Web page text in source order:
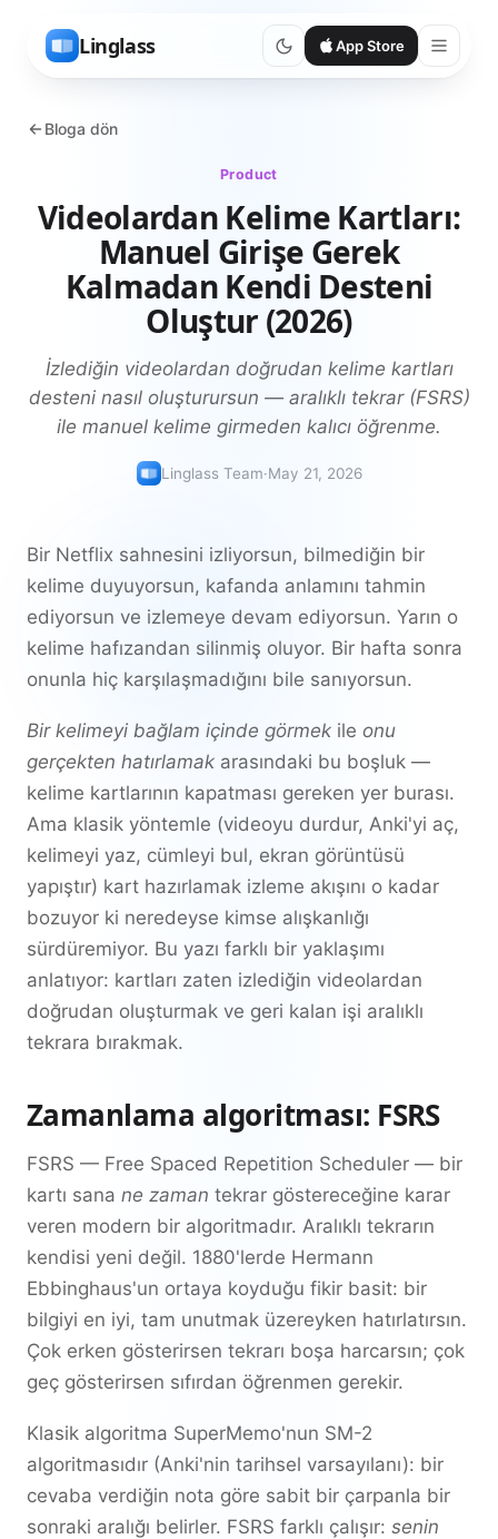
Linglass App Store
Bloga dön
Product
Videolardan Kelime Kartları:
Manuel Girişe Gerek
Kalmadan Kendi Desteni
Oluştur (2026)
İzlediğin videolardan doğrudan kelime kartları
desteni nasıl oluşturursun — aralıklı tekrar (FSRS)
ile manuel kelime girmeden kalıcı öğrenme.
Linglass Team·May 21, 2026
Bir Netflix sahnesini izliyorsun, bilmediğin bir
kelime duyuyorsun, kafanda anlamını tahmin
ediyorsun ve izlemeye devam ediyorsun. Yarın o
kelime hafızandan silinmiş oluyor. Bir hafta sonra
onunla hiç karşılaşmadığını bile sanıyorsun.
Bir kelimeyi bağlam içinde görmek ile onu
gerçekten hatırlamak arasındaki bu boşluk —
kelime kartlarının kapatması gereken yer burası.
Ama klasik yöntemle (videoyu durdur, Anki'yi aç,
kelimeyi yaz, cümleyi bul, ekran görüntüsü
yapıştır) kart hazırlamak izleme akışını o kadar
bozuyor ki neredeyse kimse alışkanlığı
sürdüremiyor. Bu yazı farklı bir yaklaşımı
anlatıyor: kartları zaten izlediğin videolardan
doğrudan oluşturmak ve geri kalan işi aralıklı
tekrara bırakmak.
Zamanlama algoritması: FSRS
FSRS — Free Spaced Repetition Scheduler — bir
kartı sana ne zaman tekrar göstereceğine karar
veren modern bir algoritmadır. Aralıklı tekrarın
kendisi yeni değil. 1880'lerde Hermann
Ebbinghaus'un ortaya koyduğu fikir basit: bir
bilgiyi en iyi, tam unutmak üzereyken hatırlatırsın.
Çok erken gösterirsen tekrarı boşa harcarsın; çok
geç gösterirsen sıfırdan öğrenmen gerekir.
Klasik algoritma SuperMemo'nun SM-2
algoritmasıdır (Anki'nin tarihsel varsayılanı): bir
cevaba verdiğin nota göre sabit bir çarpanla bir
sonraki aralığı belirler. FSRS farklı çalışır: senin